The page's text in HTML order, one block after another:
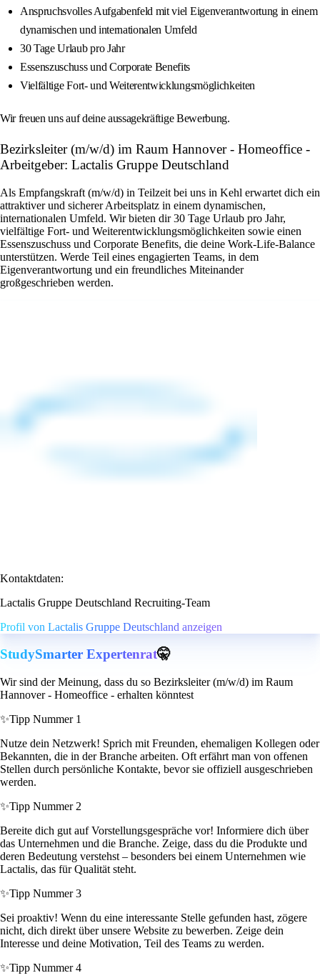
Anspruchsvolles Aufgabenfeld mit viel Eigenverantwortung in einem
dynamischen und internationalen Umfeld
30 Tage Urlaub pro Jahr
Essenszuschuss und Corporate Benefits
Vielfältige Fort- und Weiterentwicklungsmöglichkeiten
Wir freuen uns auf deine aussagekräftige Bewerbung.
Bezirksleiter (m/w/d) im Raum Hannover - Homeoffice -
Arbeitgeber: Lactalis Gruppe Deutschland
Als Empfangskraft (m/w/d) in Teilzeit bei uns in Kehl erwartet dich ein
attraktiver und sicherer Arbeitsplatz in einem dynamischen,
internationalen Umfeld. Wir bieten dir 30 Tage Urlaub pro Jahr,
vielfältige Fort- und Weiterentwicklungsmöglichkeiten sowie einen
Essenszuschuss und Corporate Benefits, die deine Work-Life-Balance
unterstützen. Werde Teil eines engagierten Teams, in dem
Eigenverantwortung und ein freundliches Miteinander
großgeschrieben werden.
Kontaktdaten:
Lactalis Gruppe Deutschland Recruiting-Team
Profil von Lactalis Gruppe Deutschland anzeigen
StudySmarter Expertenrat🤫
Wir sind der Meinung, dass du so Bezirksleiter (m/w/d) im Raum
Hannover - Homeoffice - erhalten könntest
✨Tipp Nummer 1
Nutze dein Netzwerk! Sprich mit Freunden, ehemaligen Kollegen oder
Bekannten, die in der Branche arbeiten. Oft erfährt man von offenen
Stellen durch persönliche Kontakte, bevor sie offiziell ausgeschrieben
werden.
✨Tipp Nummer 2
Bereite dich gut auf Vorstellungsgespräche vor! Informiere dich über
das Unternehmen und die Branche. Zeige, dass du die Produkte und
deren Bedeutung verstehst – besonders bei einem Unternehmen wie
Lactalis, das für Qualität steht.
✨Tipp Nummer 3
Sei proaktiv! Wenn du eine interessante Stelle gefunden hast, zögere
nicht, dich direkt über unsere Website zu bewerben. Zeige dein
Interesse und deine Motivation, Teil des Teams zu werden.
✨Tipp Nummer 4